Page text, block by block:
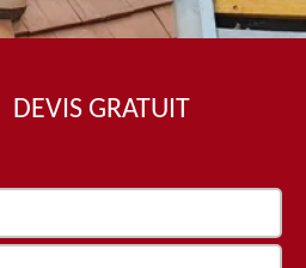
DEVIS GRATUIT